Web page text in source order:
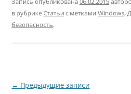
в рубрикеСтатьи с метками Windows,
безопасность.
Навигация
← Предыдущие записи